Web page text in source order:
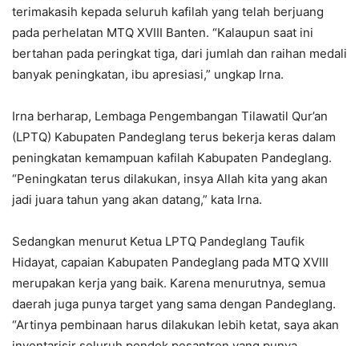
terimakasih kepada seluruh kafilah yang telah berjuang
pada perhelatan MTQ XVIII Banten. “Kalaupun saat ini
bertahan pada peringkat tiga, dari jumlah dan raihan medali
banyak peningkatan, ibu apresiasi,” ungkap Irna.
Irna berharap, Lembaga Pengembangan Tilawatil Qur’an
(LPTQ) Kabupaten Pandeglang terus bekerja keras dalam
peningkatan kemampuan kafilah Kabupaten Pandeglang.
“Peningkatan terus dilakukan, insya Allah kita yang akan
jadi juara tahun yang akan datang,” kata Irna.
Sedangkan menurut Ketua LPTQ Pandeglang Taufik
Hidayat, capaian Kabupaten Pandeglang pada MTQ XVIII
merupakan kerja yang baik. Karena menurutnya, semua
daerah juga punya target yang sama dengan Pandeglang.
“Artinya pembinaan harus dilakukan lebih ketat, saya akan